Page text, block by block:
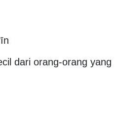
dari orang-orang yang